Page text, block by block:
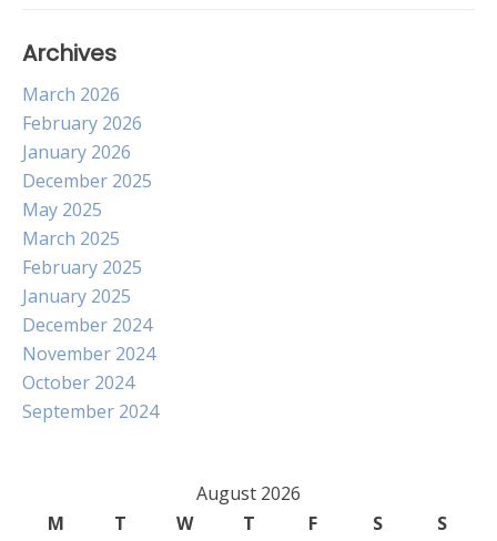
Archives
March 2026
February 2026
January 2026
December 2025
May 2025
March 2025
February 2025
January 2025
December 2024
November 2024
October 2024
September 2024
August 2026
M
T W T F S
S